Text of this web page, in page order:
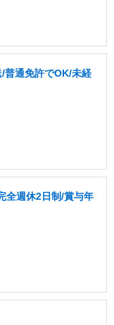
普通免許でOK/未経
全週休2日制/賞与年